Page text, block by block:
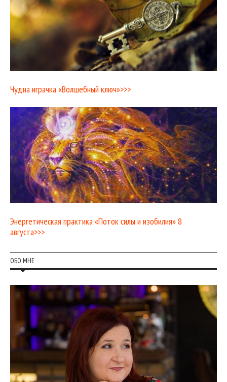
Чудна играчка «Волшебный ключ»>>>
Энергетическая практика «Поток силы и изобилия» 8
августа>>>
ОБО МНЕ